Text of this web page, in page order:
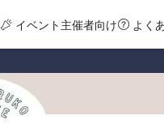
イベント主催者向け よく